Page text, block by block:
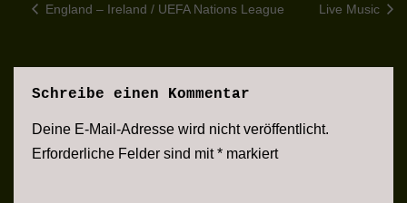
England – Ireland / UEFA Nations League Live Music
Schreibe einen Kommentar
Deine E-Mail-Adresse wird nicht veröffentlicht.
Erforderliche Felder sind mit* markiert